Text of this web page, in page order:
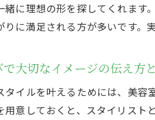
緒に理想の形を探してくれま
りに満足される方が多いです。
大切なイメージの伝え方
タイルを叶えるためには、美容
用意しておくと、スタイリス